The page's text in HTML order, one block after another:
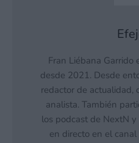
Fran Liébana Garrido
desde 2021. Desde
redactor de actualidad,
analista. También
los podcast de NextN
en directo en el